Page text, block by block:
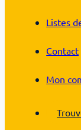
Listes
Contact
Mon